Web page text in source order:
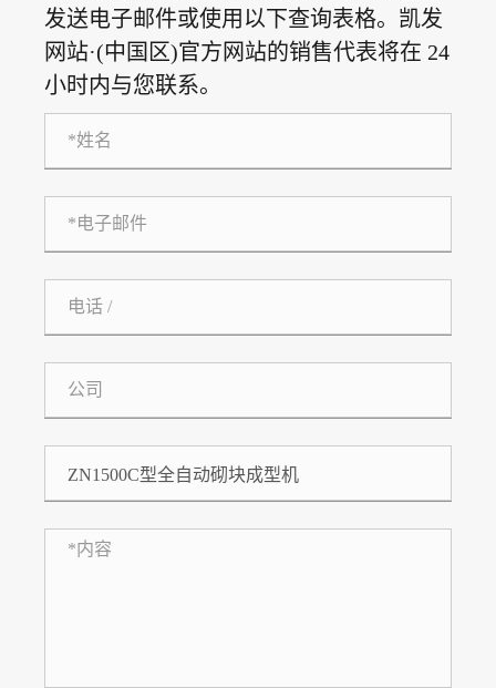
发送电子邮件或使用以下查询表格。凯发
网站·(中国区)官方网站的销售代表将在 24
小时内与您联系。